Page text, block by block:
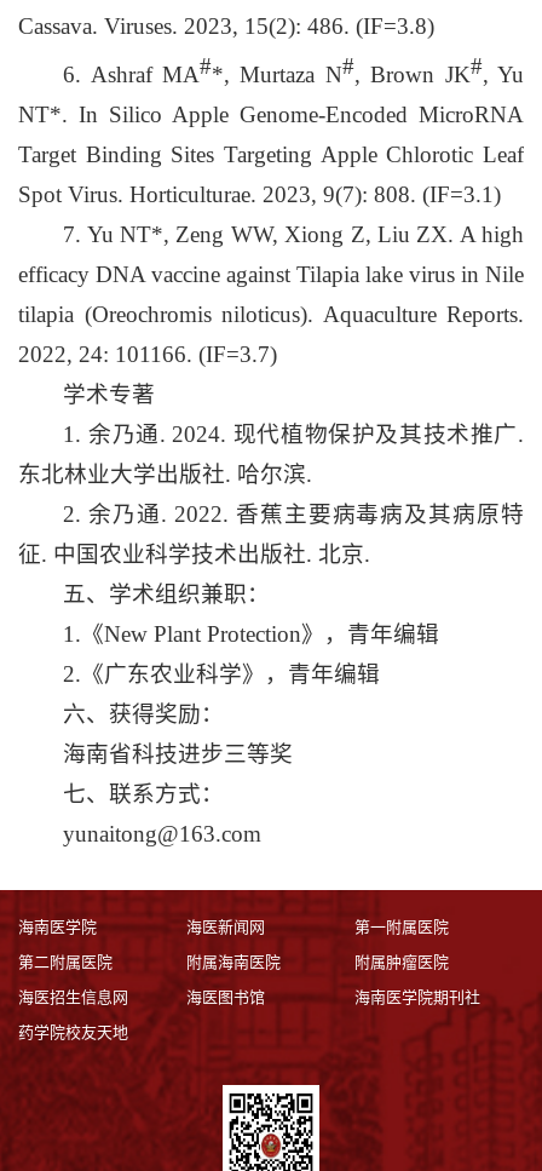
Cassava. Viruses. 2023, 15(2): 486. (IF=3.8)
6. Ashraf MA#*, Murtaza N#, Brown JK#, Yu
NT*. In Silico Apple Genome-Encoded MicroRNA
Target Binding Sites Targeting Apple Chlorotic Leaf
Spot Virus. Horticulturae. 2023, 9(7): 808. (IF=3.1)
7. Yu NT*, Zeng WW, Xiong Z, Liu ZX. A high
efficacy DNA vaccine against Tilapia lake virus in Nile
tilapia (Oreochromis niloticus). Aquaculture Reports.
2022, 24: 101166. (IF=3.7)
学术专著
1. 余乃通. 2024. 现代植物保护及其技术推广.
东北林业大学出版社. 哈尔滨.
2. 余乃通. 2022. 香蕉主要病毒病及其病原特
征. 中国农业科学技术出版社. 北京.
五、学术组织兼职：
1.《New Plant Protection》，青年编辑
2.《广东农业科学》，青年编辑
六、获得奖励：
海南省科技进步三等奖
七、联系方式：
yunaitong@163.com
海南医学院 海医新闻网
第一附属医院
第二附属医院
附属海南医院
附属肿瘤医院
海医招生信息网
海医图书馆
海南医学院期刊社
药学院校友天地